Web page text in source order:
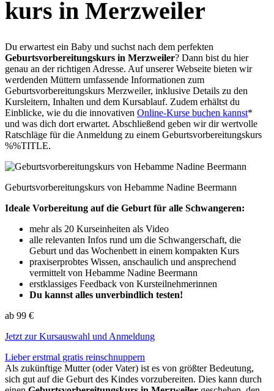
kurs in Merzweiler
Du erwartest ein Baby und suchst nach dem perfekten
Geburtsvorbereitungskurs in Merzweiler? Dann bist du hier
genau an der richtigen Adresse. Auf unserer Webseite bieten wir
werdenden Müttern umfassende Informationen zum
Geburtsvorbereitungskurs Merzweiler, inklusive Details zu den
Kursleitern, Inhalten und dem Kursablauf. Zudem erhältst du
Einblicke, wie du die innovativen Online-Kurse buchen kannst*
und was dich dort erwartet. Abschließend geben wir dir wertvolle
Ratschläge für die Anmeldung zu einem Geburtsvorbereitungskurs
%%TITLE.
Geburtsvorbereitungskurs von Hebamme Nadine Beermann
Ideale Vorbereitung auf die Geburt für alle Schwangeren:
mehr als 20 Kurseinheiten als Video
alle relevanten Infos rund um die Schwangerschaft, die
Geburt und das Wochenbett in einem kompakten Kurs
praxiserprobtes Wissen, anschaulich und ansprechend
vermittelt von Hebamme Nadine Beermann
erstklassiges Feedback von Kursteilnehmerinnen
Du kannst alles unverbindlich testen!
ab 99 €
Jetzt zur Kursauswahl und Anmeldung
Lieber erstmal gratis reinschnuppern
Als zukünftige Mutter (oder Vater) ist es von größter Bedeutung,
sich gut auf die Geburt des Kindes vorzubereiten. Dies kann durch